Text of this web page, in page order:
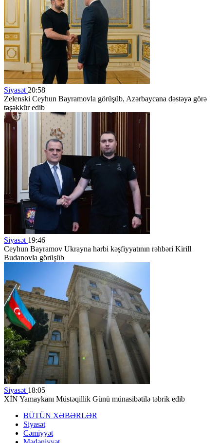
Siyasət 20:58
Zelenski Ceyhun Bayramovla görüşüb, Azərbaycana dəstəyə görə
təşəkkür edib
Siyasət 19:46
Ceyhun Bayramov Ukrayna hərbi kəşfiyyatının rəhbəri Kirill
Budanovla görüşüb
Siyasət 18:05
XİN Yamaykanı Müstəqillik Günü münasibətilə təbrik edib
BÜTÜN XƏBƏRLƏR
Siyasət
Cəmiyyət